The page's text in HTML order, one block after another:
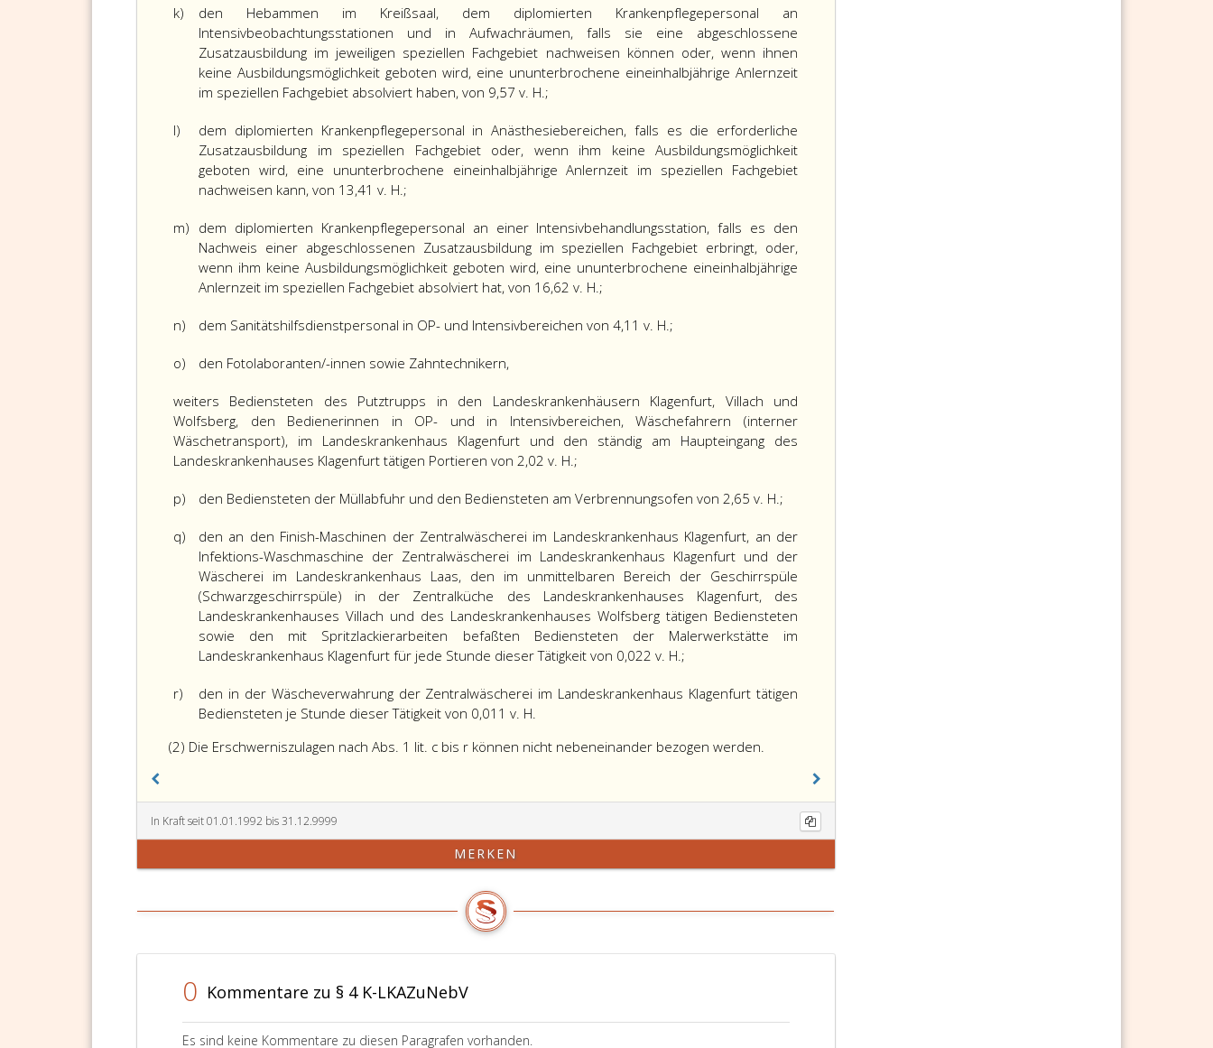
k)
den Hebammen im Kreißsaal, dem diplomierten Krankenpflegepersonal an
Intensivbeobachtungsstationen und in Aufwachräumen, falls sie eine abgeschlossene
Zusatzausbildung im jeweiligen speziellen Fachgebiet nachweisen können oder, wenn ihnen
keine Ausbildungsmöglichkeit geboten wird, eine ununterbrochene eineinhalbjährige Anlernzeit
im speziellen Fachgebiet absolviert haben, von 9,57 v. H.;
l)
dem diplomierten Krankenpflegepersonal in Anästhesiebereichen, falls es die erforderliche
Zusatzausbildung im speziellen Fachgebiet oder, wenn ihm keine Ausbildungsmöglichkeit
geboten wird, eine ununterbrochene eineinhalbjährige Anlernzeit im speziellen Fachgebiet
nachweisen kann, von 13,41 v. H.;
m) dem diplomierten Krankenpflegepersonal an einer Intensivbehandlungsstation, falls es den
Nachweis einer abgeschlossenen Zusatzausbildung im speziellen Fachgebiet erbringt, oder,
wenn ihm keine Ausbildungsmöglichkeit geboten wird, eine ununterbrochene eineinhalbjährige
Anlernzeit im speziellen Fachgebiet absolviert hat, von 16,62 v. H.;
n) dem Sanitätshilfsdienstpersonal in OP- und Intensivbereichen von 4,11 v. H.;
o) den Fotolaboranten/-innen sowie Zahntechnikern,
weiters Bediensteten des Putztrupps in den Landeskrankenhäusern Klagenfurt, Villach und
Wolfsberg, den Bedienerinnen in OP- und in Intensivbereichen, Wäschefahrern (interner
Wäschetransport), im Landeskrankenhaus Klagenfurt und den ständig am Haupteingang des
Landeskrankenhauses Klagenfurt tätigen Portieren von 2,02 v. H.;
p) den Bediensteten der Müllabfuhr und den Bediensteten am Verbrennungsofen von 2,65 v. H.;
q)
den an den Finish-Maschinen der Zentralwäscherei im Landeskrankenhaus Klagenfurt, an der
Infektions-Waschmaschine der Zentralwäscherei im Landeskrankenhaus Klagenfurt und der
Wäscherei im Landeskrankenhaus Laas, den im unmittelbaren Bereich der Geschirrspüle
(Schwarzgeschirrspüle) in der Zentralküche des Landeskrankenhauses Klagenfurt, des
Landeskrankenhauses Villach und des Landeskrankenhauses Wolfsberg tätigen Bediensteten
sowie den mit Spritzlackierarbeiten befaßten Bediensteten der Malerwerkstätte im
Landeskrankenhaus Klagenfurt für jede Stunde dieser Tätigkeit von 0,022 v. H.;
r)
den in der Wäscheverwahrung der Zentralwäscherei im Landeskrankenhaus Klagenfurt tätigen
Bediensteten je Stunde dieser Tätigkeit von 0,011 v. H.
(2) Die Erschwerniszulagen nach Abs. 1 lit. c bis r können nicht nebeneinander bezogen werden.
In Kraft seit 01.01.1992 bis 31.12.9999
MERKEN
0 Kommentare zu § 4 K-LKAZuNebV
Es sind keine Kommentare zu diesen Paragrafen vorhanden.